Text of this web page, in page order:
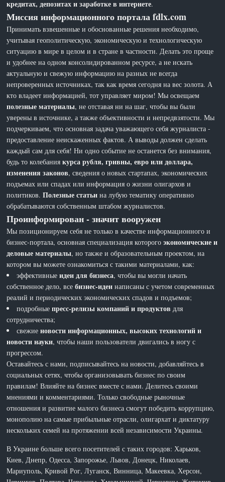
кредитах, депозитах и заработке в интернете.
Миссия информационного портала fdlx.com
Принимать взвешенные и обоснованные решения необходимо,
учитывая геополитическую, экономическую и технологическую
ситуацию в мире в целом и в стране в частности. Делать это проще
и удобнее на одном консолидированном ресурсе, а не искать
актуальную и свежую информацию на разных не всегда
непроверенных источниках, так как время сегодня на вес золота. А
кто владеет информацией, тот управляет миром! Мы освещаем
полезные материалы, не отставая ни на шаг, чтобы вы были
уверены в источнике, а также объективности и непредвзятости. Мы
подчеркиваем, что основная задача уважающего себя журналиста -
предоставление неискаженных фактов. А выводы должен сделать
каждый сам для себя! Ни одно событие не останется без внимания,
будь то колебаниякурса рубля, гривны, евро или доллара,
изменения законов, сведения о новых стартапах, экономических
подъемах или спадах или информация о жизни олигархов и
политиков.Полезные статьи на лубую тематику оперативно
обрабатываются собственным штабом журналистов.
Проинформирован - значит вооружен
Мы позиционируем себя не только в качестве информационного и
бизнес-портала, основная специализация которогоэкономические и
деловые материалы, но также и образовательным проектом, на
котором вы можете ознакомиться с такими материалами, как:
эффективныеидеи для бизнеса, чтобы вы могли начать
собственное дело, всебизнес-идеи написаны с учетом современных
реалий и периодических экономических спадов и подъемов;
подробныепресс-релизы компаний и продуктов для
сотрудничества;
свежиеновости информационных, высоких технологий и
новости науки, чтобы наши пользователи двигались в ногу с
прогрессом.
Оставайтесь с нами, подписывайтесь на новости, добавляйтесь в
социальных сетях, чтобы организовывать бизнес по своим
правилам! Влияйте на бизнес вместе с нами. Делитесь своими
мнениями и комментариями. Только свободные рыночные
отношения и развитие малого бизнеса смогут победить коррупцию,
монополию на самые прибыльные отрасли, олигархат и диктатуру
нескольких семей на протяжении всей независимости Украины.
В Украине больше всего посетителей с таких городов: Харьков,
Киев, Днепр, Одесса, Запорожье, Львов, Донецк, Николаев,
Мариуполь, Кривой Рог, Луганск, Винница, Макеевка, Херсон,